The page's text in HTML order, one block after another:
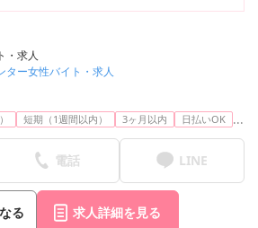
・求人
ー女性バイト・求人
短期（1週間以内） 3ヶ月以内 日払いOK ...
電話 LINE
る 求人詳細を見る